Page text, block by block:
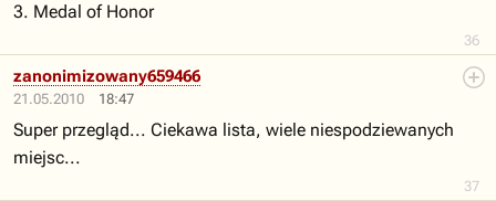
36
3. Medal of Honor
21.05.2010 18:47
37
zanonimizowany659466
Super przegląd... Ciekawa lista, wiele niespodziewanych
miejsc...